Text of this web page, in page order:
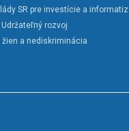
SR pre investície a
rozvoj
žien a nediskriminácia